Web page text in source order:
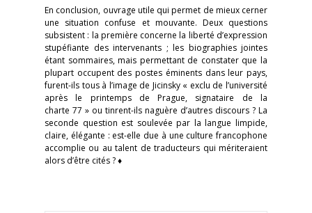
En conclusion, ouvrage utile qui permet de mieux cerner
une situation confuse et mouvante. Deux questions
subsistent : la première concerne la liberté d’expression
stupéfiante des intervenants ; les biographies jointes
étant sommaires, mais permettant de constater que la
plupart occupent des postes éminents dans leur pays,
furent-ils tous à l’image de Jicinsky « exclu de l’université
après le printemps de Prague, signataire de la
charte 77 » ou tinrent-ils naguère d’autres discours ? La
seconde question est soulevée par la langue limpide,
claire, élégante : est-elle due à une culture francophone
accomplie ou au talent de traducteurs qui mériteraient
alors d’être cités ? ♦